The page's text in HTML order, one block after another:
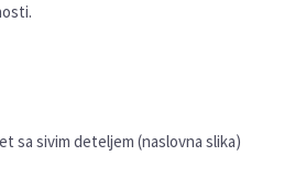
sa sivim deteljem (naslovna slika)